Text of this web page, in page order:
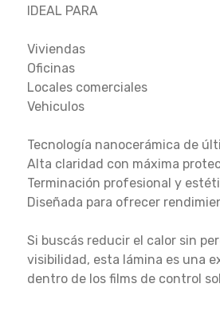
IDEAL PARA
Viviendas
Oficinas
Locales comerciales
Vehiculos
Tecnología nanocerámica de
Alta claridad con máxima
Terminación profesional y
Diseñada para ofrecer
Si buscás reducir el calor sin
visibilidad, esta lámina es una
dentro de los films de control